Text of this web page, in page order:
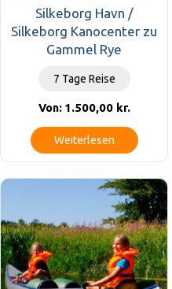
Silkeborg Havn /
Silkeborg Kanocenter zu
Gammel Rye
7 Tage Reise
Von: 1.500,00 kr.
Weiterlesen